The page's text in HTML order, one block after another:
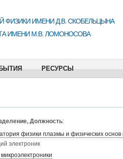
ФИЗИКИ ИМЕНИ Д.В. СКОБЕЛЬЦЫНА
ИМЕНИ М.В. ЛОМОНОСОВА
РЕСУРСЫ
Должность:
физики плазмы и физических основ
электроник